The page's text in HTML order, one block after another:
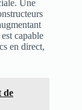
Une
capable
en direct,
de